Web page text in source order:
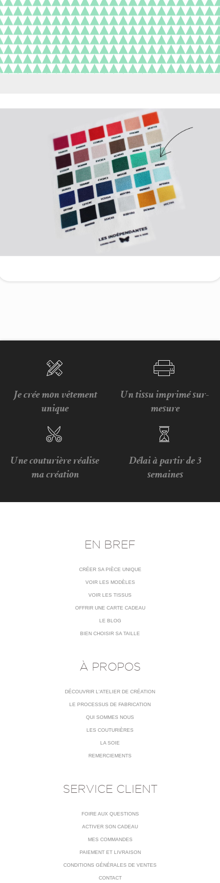
Je crée mon vêtement
unique
Un tissu imprimé sur-
mesure
Une couturière réalise
ma création
Délai à partir de 3
semaines
EN BREF
CRÉER SA PIÈCE UNIQUE
VOIR LES MODÈLES
VOIR LES TISSUS
OFFRIR UNE CARTE CADEAU
LE BLOG
BIEN CHOISIR SA TAILLE
À PROPOS
DÉCOUVRIR L'ATELIER DE CRÉATION
LE PROCESSUS DE FABRICATION
QUI SOMMES NOUS
LES COUTURIÈRES
LA SOIE
REMERCIEMENTS
SERVICE CLIENT
FOIRE AUX QUESTIONS
ACTIVER SON CADEAU
MES COMMANDES
PAIEMENT ET LIVRAISON
CONDITIONS GÉNÉRALES DE VENTES
CONTACT